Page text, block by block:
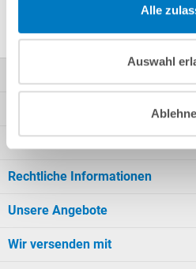
Alle
Auswahl
Rechtliche Informationen
Unsere Angebote
Wir versenden mit